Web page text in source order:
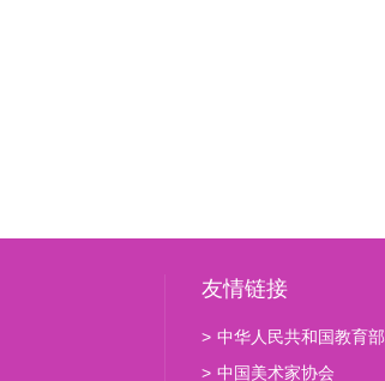
友情链接
> 中华人民共和国教育部
> 中国美术家协会